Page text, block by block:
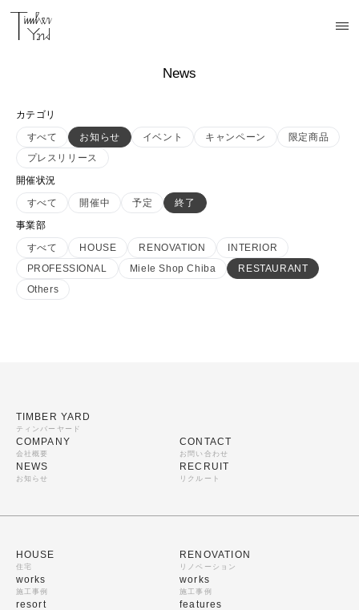
News
カテゴリ
すべて
お知らせ イベント キャンペーン
限定商品
プレスリリース
開催状況
すべて
開催中 予定
終了
事業部
すべて
HOUSE RENOVATION
INTERIOR
PROFESSIONAL
Miele Shop Chiba
RESTAURANT
Others
TIMBER YARD
ティンバーヤード
COMPANY
会社概要
NEWS
お知らせ
CONTACT
お問い合わせ
RECRUIT
リクルート
HOUSE
住宅
works
施工事例
resort
RENOVATION
リノベーション
works
施工事例
features